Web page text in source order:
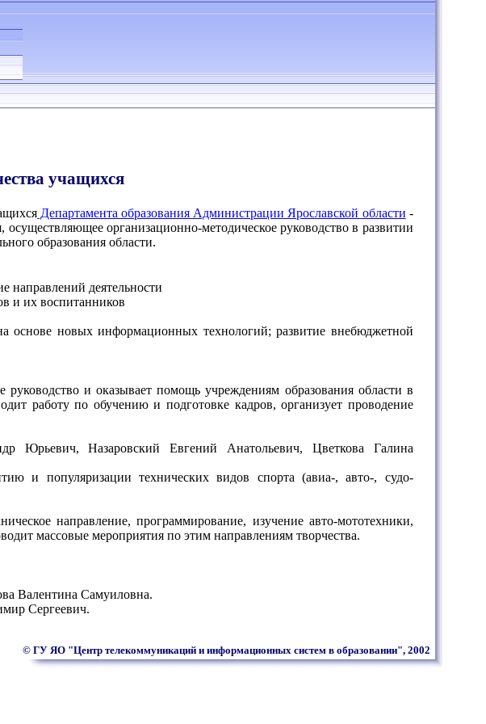
учащихся
Департамента образования Администрации Ярославской области -
осуществляющее организационно-методическое руководство в развитии
образования области.
направлений деятельности
и их воспитанников
основе новых информационных технологий; развитие внебюджетной
руководство и оказывает помощь учреждениям образования области в
работу по обучению и подготовке кадров, организует проводение
Юрьевич, Назаровский Евгений Анатольевич, Цветкова Галина
и популяризации технических видов спорта (авиа-, авто-, судо-
направление, программирование, изучение авто-мототехники,
массовые мероприятия по этим направлениям творчества.
Валентина Самуиловна.
Сергеевич.
© ГУ ЯО "Центр телекоммуникаций и информационных систем в образовании", 2002